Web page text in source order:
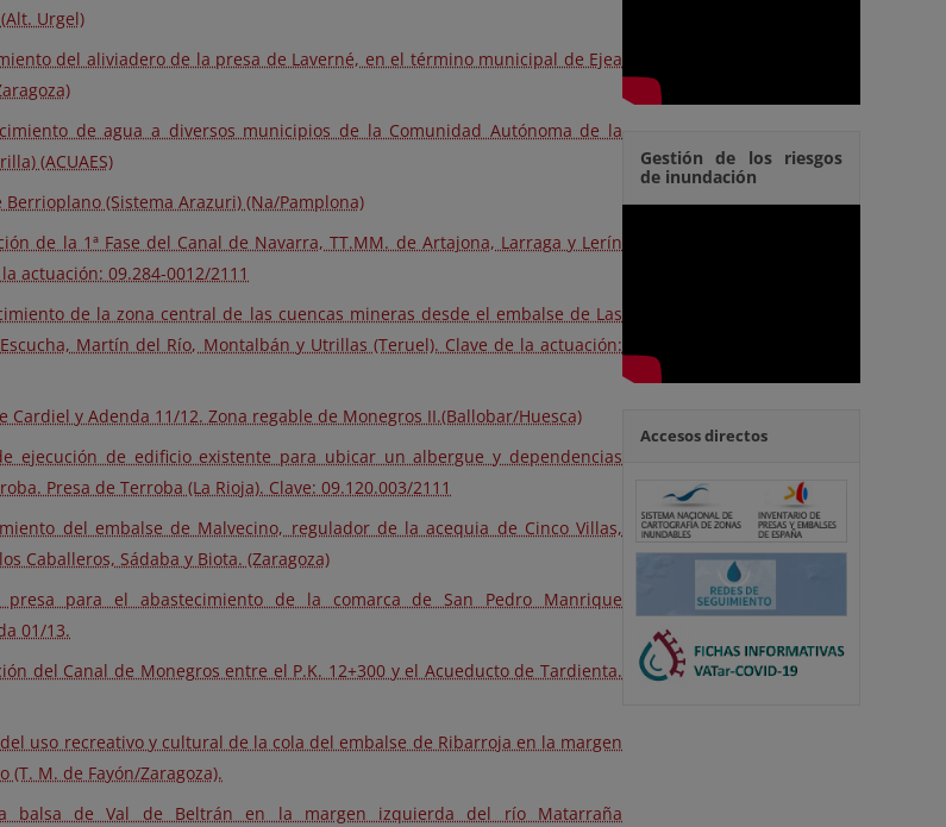
Urgel)
del aliviadero de la presa de Laverné, en el término municipal de Ejea
de agua a diversos municipios de la Comunidad Autónoma de la
(ACUAES)
Berrioplano (Sistema Arazuri) (Na/Pamplona)
de la 1ª Fase del Canal de Navarra, TT.MM. de Artajona, Larraga y Lerín
actuación: 09.284-0012/2111
de la zona central de las cuencas mineras desde el embalse de Las
Martín del Río, Montalbán y Utrillas (Teruel). Clave de la actuación:
Cardiel y Adenda 11/12. Zona regable de Monegros II.(Ballobar/Huesca)
ejecución de edificio existente para ubicar un albergue y dependencias
Presa de Terroba (La Rioja). Clave: 09.120.003/2111
del embalse de Malvecino, regulador de la acequia de Cinco Villas,
Caballeros, Sádaba y Biota. (Zaragoza)
presa para el abastecimiento de la comarca de San Pedro Manrique
01/13.
del Canal de Monegros entre el P.K. 12+300 y el Acueducto de Tardienta.
uso recreativo y cultural de la cola del embalse de Ribarroja en la margen
(T. M. de Fayón/Zaragoza).
balsa de Val de Beltrán en la margen izquierda del río Matarraña
Gestión de los riesgos
de inundación
Accesos directos